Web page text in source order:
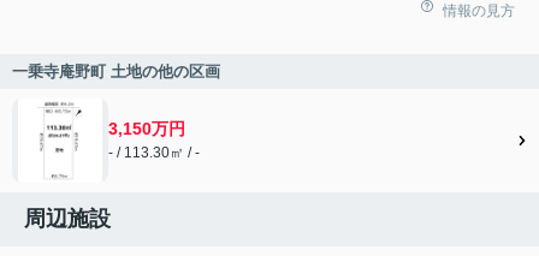
情報の見方
一乗寺庵野町 土地の他の区画
3,150万円
- / 113.30㎡ / -
周辺施設